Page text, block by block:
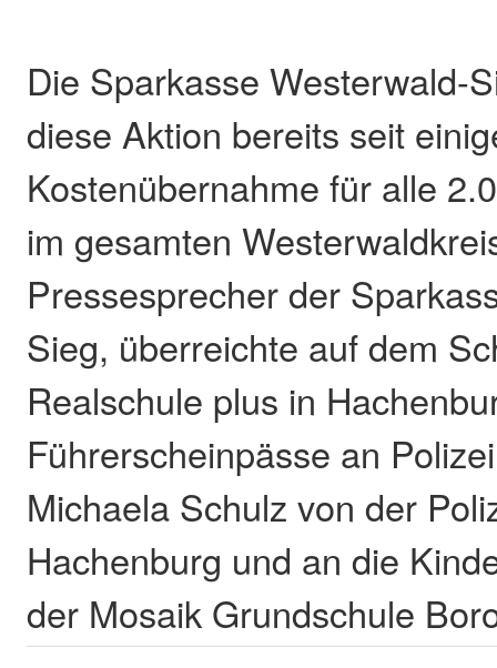
Die Sparkasse Westerwald-
diese Aktion bereits seit
Kostenübernahme für alle
im gesamten
Pressesprecher der
Sieg, überreichte auf dem
Realschule plus in
Führerscheinpässe an
Michaela Schulz von der
Hachenburg und an die
der Mosaik Grundschule